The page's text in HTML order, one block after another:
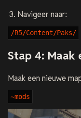
Navigeer naar:
/R5/Content/Paks/
Stap 4: Maak
Maak een nieuwe
~mods